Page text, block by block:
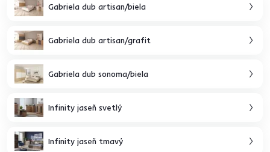
Gabriela dub artisan/biela
Gabriela dub artisan/grafit
Gabriela dub sonoma/biela
Infinity jaseň svetlý
Infinity jaseň tmavý